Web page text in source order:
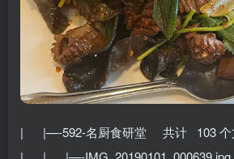
| |—-592-名厨食研堂 共计 103 个